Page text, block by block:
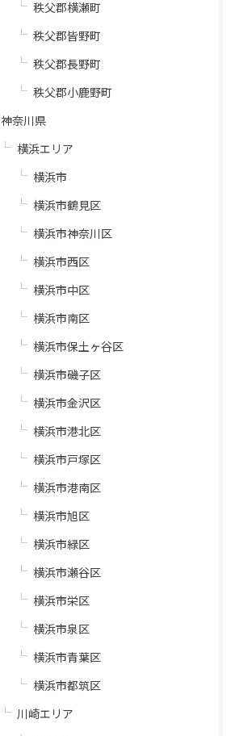
秩父郡横瀬町
秩父郡皆野町
秩父郡長野町
秩父郡小鹿野町
神奈川県
横浜エリア
横浜市
横浜市鶴見区
横浜市神奈川区
横浜市西区
横浜市中区
横浜市南区
横浜市保土ヶ谷区
横浜市磯子区
横浜市金沢区
横浜市港北区
横浜市戸塚区
横浜市港南区
横浜市旭区
横浜市緑区
横浜市瀬谷区
横浜市栄区
横浜市泉区
横浜市青葉区
横浜市都筑区
川崎エリア
お問い合わせはこちら